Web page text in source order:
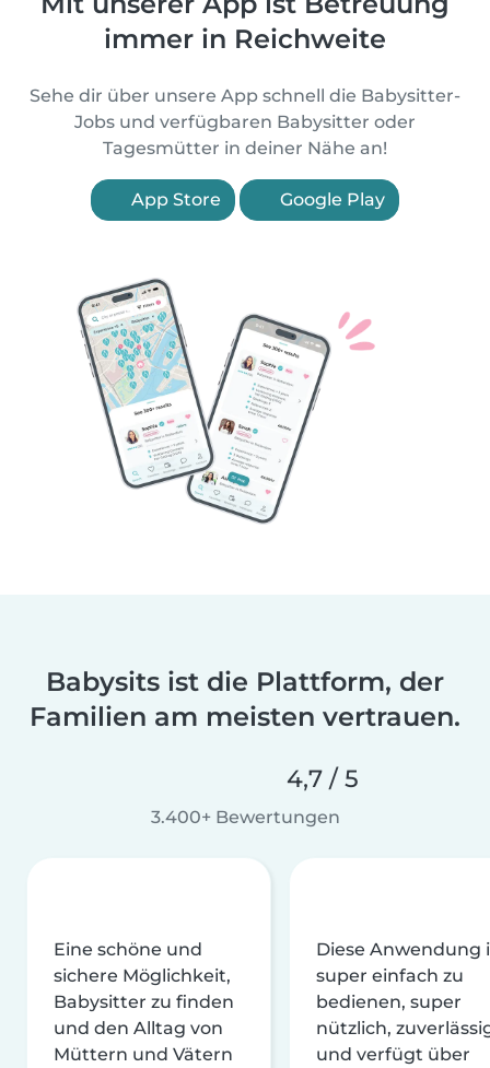
immer in Reichweite
Sehe dir über unsere App schnell die Babysitter-
Jobs und verfügbaren Babysitter oder
Tagesmütter in deiner Nähe an!
App Store Google Play
Babysits ist die Plattform, der
Familien am meisten vertrauen.
4,7 / 5
3.400+ Bewertungen
Eine schöne und
sichere Möglichkeit,
Babysitter zu finden
und den Alltag von
Müttern und Vätern
Diese Anwendung
super einfach zu
bedienen, super
nützlich,
und verfügt über